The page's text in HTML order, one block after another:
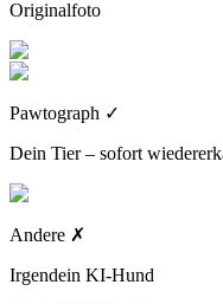
Originalfoto
Pawtograph ✓
Dein Tier – sofort
Andere ✗
Irgendein KI-Hund